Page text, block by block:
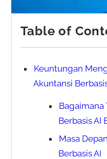
Table of
Keuntungan
Akuntansi
Bagaimana
Berbasis AI
Masa
Berbasis AI